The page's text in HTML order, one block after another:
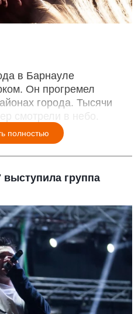
в Барнауле
Он прогремел
города. Тысячи
смотрели в небо.
полностью
группа